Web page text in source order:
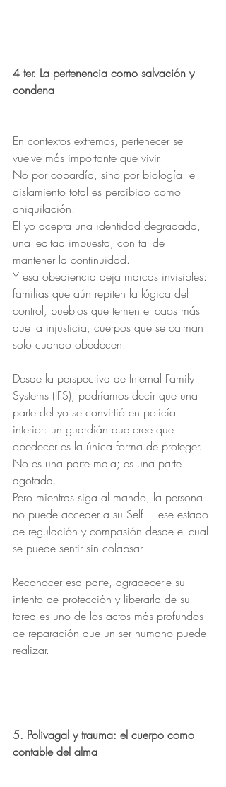
4 ter. La pertenencia como salvación y
condena
En contextos extremos, pertenecer se
vuelve más importante que vivir.
No por cobardía, sino por biología: el
aislamiento total es percibido como
aniquilación.
El yo acepta una identidad degradada,
una lealtad impuesta, con tal de
mantener la continuidad.
Y esa obediencia deja marcas invisibles:
familias que aún repiten la lógica del
control, pueblos que temen el caos más
que la injusticia, cuerpos que se calman
solo cuando obedecen.
Desde la perspectiva de Internal Family
Systems (IFS), podríamos decir que una
parte del yo se convirtió en policía
interior: un guardián que cree que
obedecer es la única forma de proteger.
No es una parte mala; es una parte
agotada.
Pero mientras siga al mando, la persona
no puede acceder a su Self —ese estado
de regulación y compasión desde el cual
se puede sentir sin colapsar.
Reconocer esa parte, agradecerle su
intento de protección y liberarla de su
tarea es uno de los actos más profundos
de reparación que un ser humano puede
realizar.
5. Polivagal y trauma: el cuerpo como
contable del alma